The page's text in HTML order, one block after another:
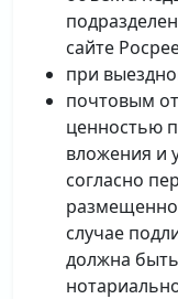
сайте
при
почтовым
ценностью
вложения и
согласно
случае
должна